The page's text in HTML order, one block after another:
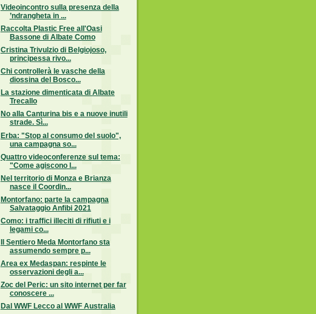
Videoincontro sulla presenza della
’ndrangheta in ...
Raccolta Plastic Free all'Oasi
Bassone di Albate Como
Cristina Trivulzio di Belgiojoso,
principessa rivo...
Chi controllerà le vasche della
diossina del Bosco...
La stazione dimenticata di Albate
Trecallo
No alla Canturina bis e a nuove inutili
strade. Sì...
Erba: "Stop al consumo del suolo",
una campagna so...
Quattro videoconferenze sul tema:
"Come agiscono l...
Nel territorio di Monza e Brianza
nasce il Coordin...
Montorfano: parte la campagna
Salvataggio Anfibi 2021
Como: i traffici illeciti di rifiuti e i
legami co...
Il Sentiero Meda Montorfano sta
assumendo sempre p...
Area ex Medaspan: respinte le
osservazioni degli a...
Zoc del Peric: un sito internet per far
conoscere ...
Dal WWF Lecco al WWF Australia